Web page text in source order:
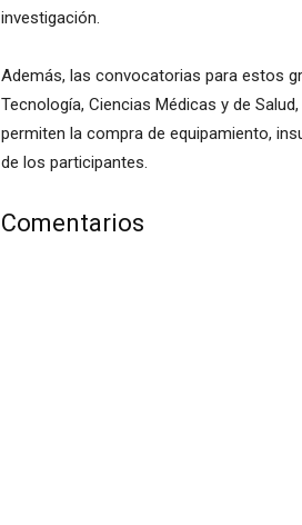
investigación.
Además, las convocatorias para estos
Tecnología, Ciencias Médicas y de
permiten la compra de equipamiento,
de los participantes.
Comentarios